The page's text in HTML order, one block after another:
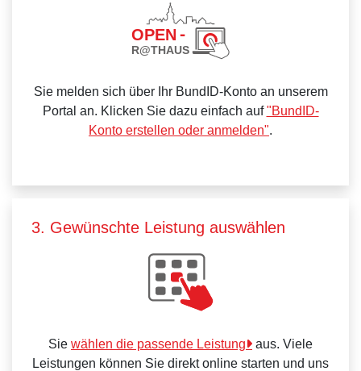
Sie melden sich über Ihr BundID-Konto an unserem
Portal an. Klicken Sie dazu einfach auf"BundID-
Konto erstellen oder anmelden".
3. Gewünschte Leistung auswählen
Sie wählen die passende Leistung
aus. Viele
Leistungen können Sie direkt online starten und uns